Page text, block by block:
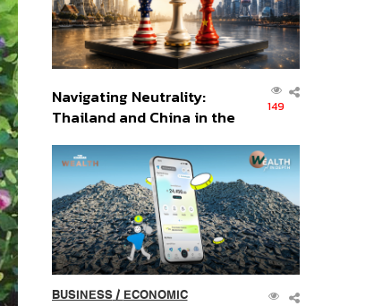
Navigating Neutrality:
Thailand and China in the
Order
149
BUSINESS/ ECONOMIC